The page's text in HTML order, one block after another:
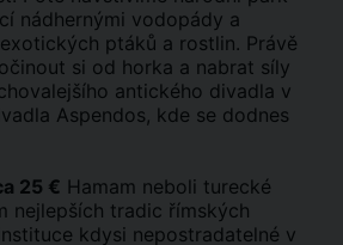
nádhernými vodopády a
ptáků a rostlin. Právě
si od horka a nabrat síly
antického divadla v
Aspendos, kde se dodnes
25 € Hamam neboli turecké
nejlepších tradic římských
kdysi nepostradatelné v